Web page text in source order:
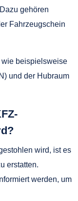
gehören
Fahrzeugschein
beispielsweise
und der Hubraum
wird, ist es
erstatten.
werden, um